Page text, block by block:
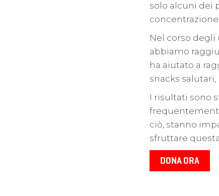
solo alcuni dei
Nel corso
abbiamo
ha aiutato a
snacks
I risultati sono
ciò, stanno
sfruttare